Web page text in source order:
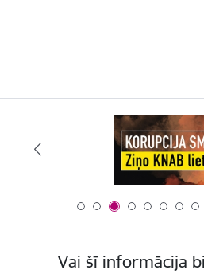
Vai šī informācija